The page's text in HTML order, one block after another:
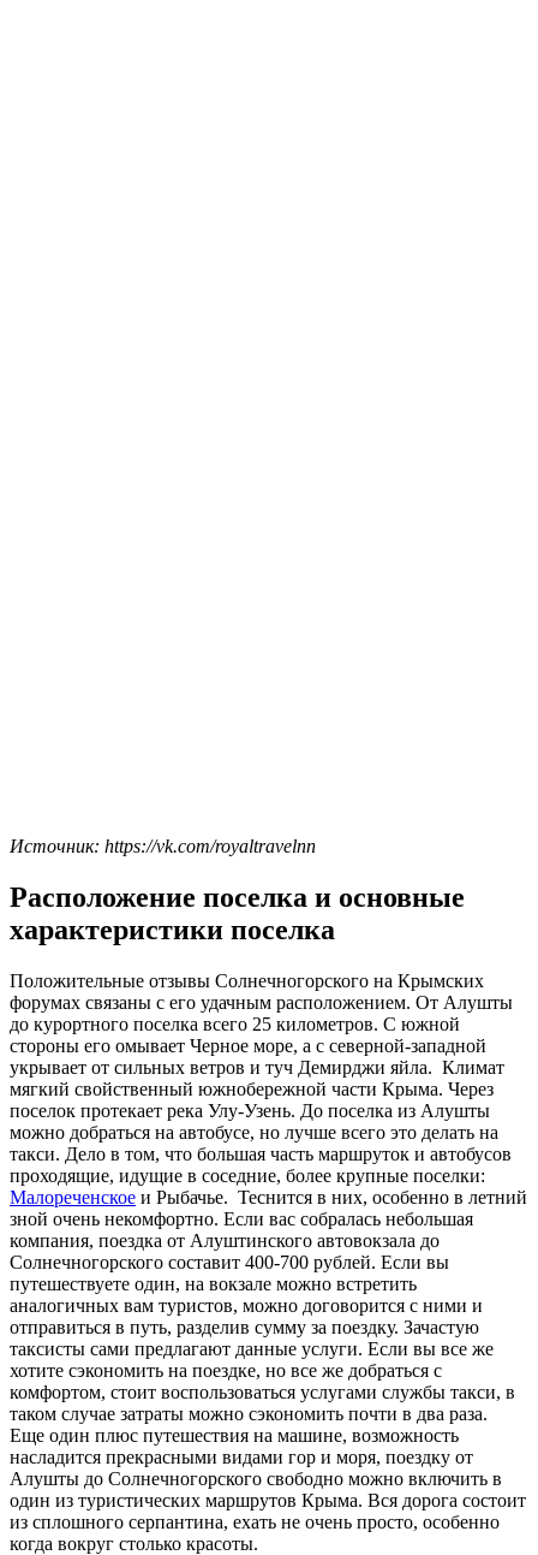
Источник: https://vk.com/royaltravelnn
Расположение поселка и основные
характеристики поселка
Положительные отзывы Солнечногорского на Крымских
форумах связаны с его удачным расположением. От Алушты
до курортного поселка всего 25 километров. С южной
стороны его омывает Черное море, а с северной-западной
укрывает от сильных ветров и туч Демирджи яйла. Климат
мягкий свойственный южнобережной части Крыма. Через
поселок протекает река Улу-Узень. До поселка из Алушты
можно добраться на автобусе, но лучше всего это делать на
такси. Дело в том, что большая часть маршруток и автобусов
проходящие, идущие в соседние, более крупные поселки:
Малореченское и Рыбачье. Теснится в них, особенно в летний
зной очень некомфортно. Если вас собралась небольшая
компания, поездка от Алуштинского автовокзала до
Солнечногорского составит 400-700 рублей. Если вы
путешествуете один, на вокзале можно встретить
аналогичных вам туристов, можно договорится с ними и
отправиться в путь, разделив сумму за поездку. Зачастую
таксисты сами предлагают данные услуги. Если вы все же
хотите сэкономить на поездке, но все же добраться с
комфортом, стоит воспользоваться услугами службы такси, в
таком случае затраты можно сэкономить почти в два раза.
Еще один плюс путешествия на машине, возможность
насладится прекрасными видами гор и моря, поездку от
Алушты до Солнечногорского свободно можно включить в
один из туристических маршрутов Крыма. Вся дорога состоит
из сплошного серпантина, ехать не очень просто, особенно
когда вокруг столько красоты.